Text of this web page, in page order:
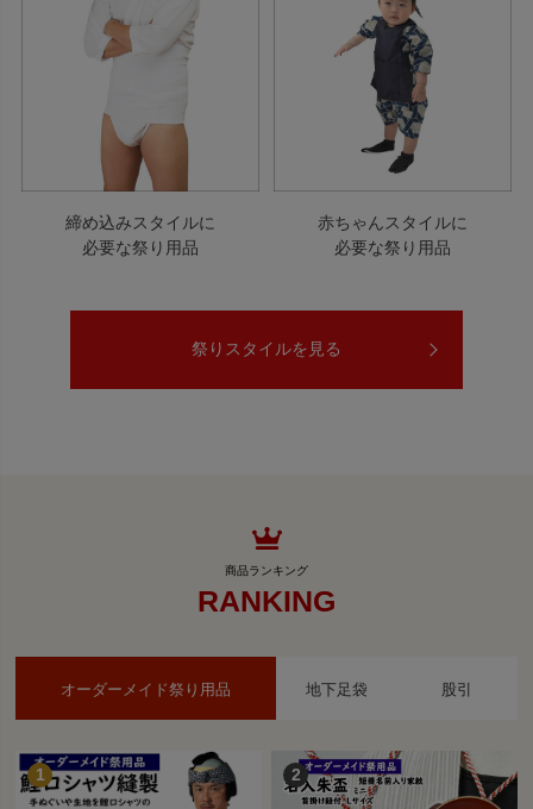
締め込みスタイルに
必要な祭り用品
赤ちゃんスタイルに
必要な祭り用品
祭りスタイルを見る
RANKING
オーダーメイド祭り用品 地下足袋 股引